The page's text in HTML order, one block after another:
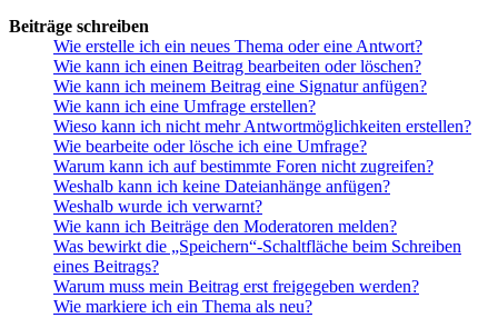
Beiträge schreiben
Wie erstelle ich ein neues Thema oder eine Antwort?
Wie kann ich einen Beitrag bearbeiten oder löschen?
Wie kann ich meinem Beitrag eine Signatur anfügen?
Wie kann ich eine Umfrage erstellen?
Wieso kann ich nicht mehr Antwortmöglichkeiten erstellen?
Wie bearbeite oder lösche ich eine Umfrage?
Warum kann ich auf bestimmte Foren nicht zugreifen?
Weshalb kann ich keine Dateianhänge anfügen?
Weshalb wurde ich verwarnt?
Wie kann ich Beiträge den Moderatoren melden?
Was bewirkt die „Speichern“-Schaltfläche beim Schreiben
eines Beitrags?
Warum muss mein Beitrag erst freigegeben werden?
Wie markiere ich ein Thema als neu?